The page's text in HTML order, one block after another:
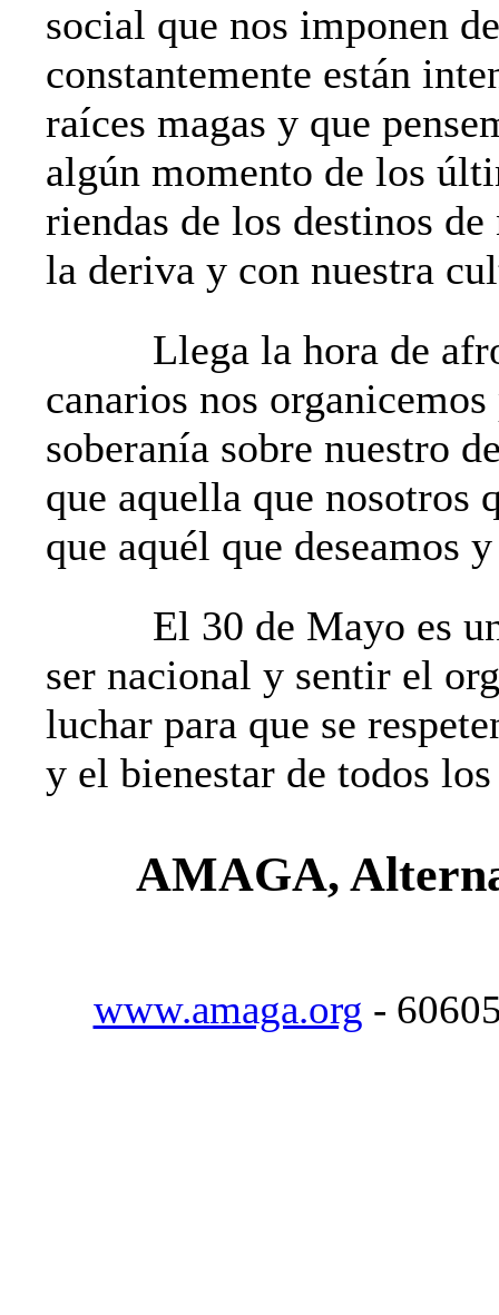
social que nos imponen
constantemente están
raíces magas y que
algún momento de los
riendas de los destinos
la deriva y con nuestra
Llega la hora de
canarios nos
soberanía sobre nuestro
que aquella que nosotros
que aquél que deseamos
El 30 de Mayo es
ser nacional y sentir el
luchar para que se
y el bienestar de todos
AMAGA,
www.amaga.org -